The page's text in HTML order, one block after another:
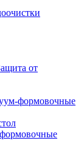
от
формовочные